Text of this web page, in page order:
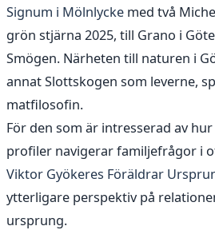
Signum i Mölnlycke med två
grön stjärna 2025, till Grano i
Smögen. Närheten till naturen i
annat Slottskogen som leverne,
matfilosofin.
För den som är intresserad av
profiler navigerar familjefrågor i
Viktor Gyökeres Föräldrar
ytterligare perspektiv på
ursprung.